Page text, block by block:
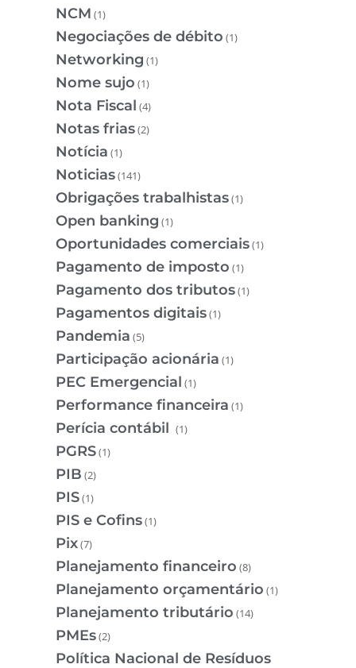
NCM (1)
Negociações de débito (1)
Networking (1)
Nome sujo (1)
Nota Fiscal (4)
Notas frias(2)
Notícia (1)
Noticias(141)
Obrigações trabalhistas(1)
Open banking (1)
Oportunidades comerciais(1)
Pagamento de imposto (1)
Pagamento dos tributos(1)
Pagamentos digitais(1)
Pandemia (5)
Participação acionária (1)
PEC Emergencial (1)
Performance financeira (1)
Perícia contábil (1)
PGRS(1)
PIB (2)
PIS(1)
PIS e Cofins(1)
Pix(7)
Planejamento financeiro (8)
Planejamento orçamentário (1)
Planejamento tributário (14)
PMEs(2)
Política Nacional de Resíduos